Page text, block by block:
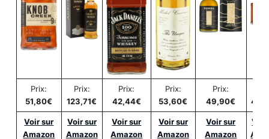
Prix:
51,80€
Prix:
123,71€
Prix:
42,44€
Prix:
53,60€
Prix:
49,90€
Voir sur
Amazon
Voir sur
Amazon
Voir sur
Amazon
Voir sur
Amazon
Voir sur
Amazon
Voir